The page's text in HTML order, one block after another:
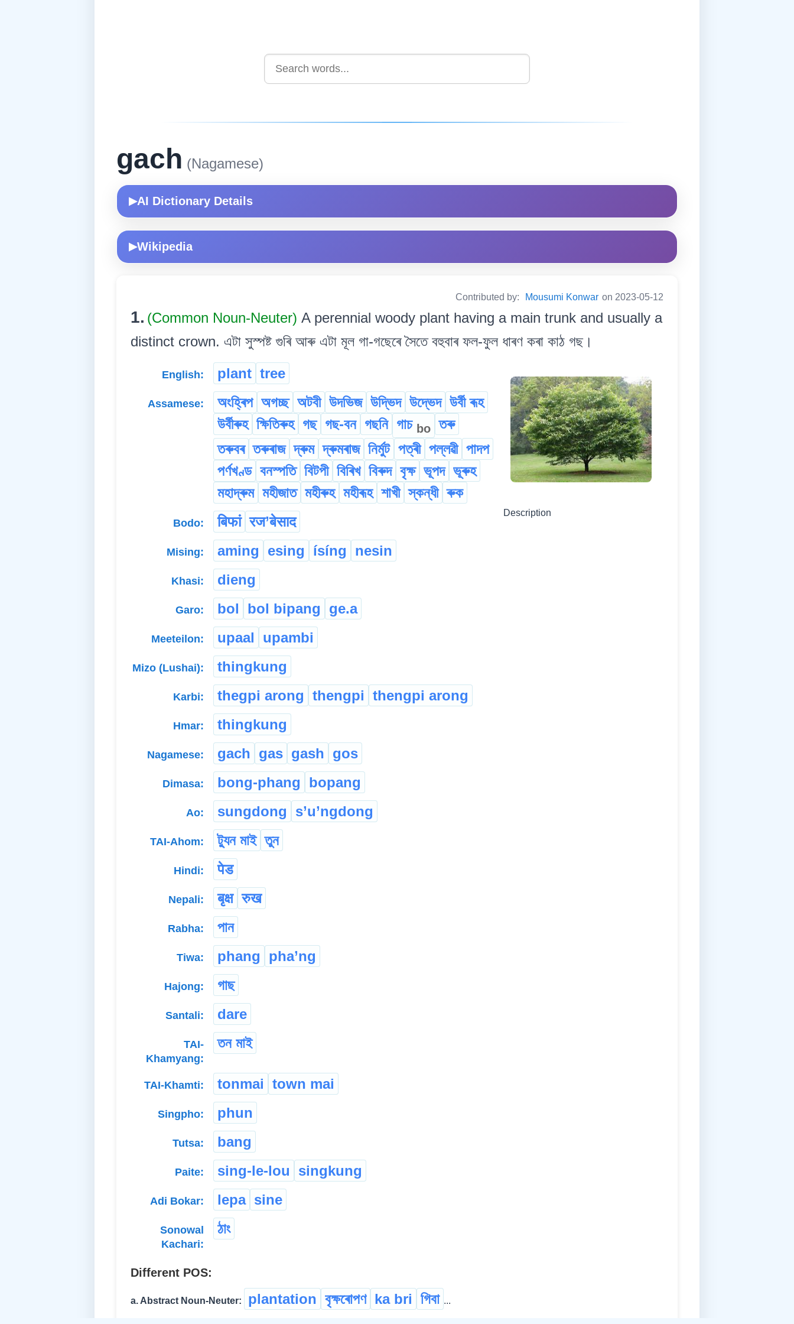
gach (Nagamese)
▶AI Dictionary Details
▶Wikipedia
Contributed by: Mousumi Konwar on 2023-05-12
1. (Common Noun-Neuter) A perennial woody plant having a main trunk and usually a
distinct crown. এটা সুস্পষ্ট গুৰি আৰু এটা মূল গা-গছেৰে সৈতে বহুবাৰ ফল-ফুল ধাৰণ কৰা কাঠ গছ।
Description
English: plant tree
Assamese: অংহ্ৰিপ অগচ্ছ অটবী উদভিজ উদ্ভিদ উদ্ভেদ উৰ্বী ৰূহ
উৰ্বীৰুহ ক্ষিতিৰুহ গছ গছ-বন গছনি গাচ bo
তৰু
তৰুবৰ তৰুৰাজ দ্ৰুম দ্ৰুমৰাজ নিৰ্মুট পত্ৰী পল্লৱী পাদপ
পৰ্ণখণ্ড বনস্পতি বিটপী বিৰিখ বিৰুদ বৃক্ষ ভূপদ ভূৰুহ
মহাদ্ৰুম মহীজাত মহীৰুহ মহীৰূহ শাখী স্কন্ধী ৰুক
Bodo: बिफां रज’बेसाद
Mising: aming esing ísíng nesin
Khasi: dieng
Garo: bol bol bipang ge.a
Meeteilon: upaal upambi
Mizo (Lushai): thingkung
Karbi: thegpi arong thengpi thengpi arong
Hmar: thingkung
Nagamese: gach gas gash gos
Dimasa: bong-phang bopang
Ao: sungdong s’u’ngdong
TAI-Ahom: ট্যুন মাই তুন
Hindi: पेड
Nepali: बृक्ष रुख
Rabha: পান
Tiwa: phang pha’ng
Hajong: গাছ
Santali: dare
TAI-
Khamyang:
তন মাই
TAI-Khamti: tonmai town mai
Singpho: phun
Tutsa: bang
Paite: sing-le-lou singkung
Adi Bokar: lepa sine
Sonowal
Kachari:
ঠাং
Different POS:
a. Abstract Noun-Neuter: plantation বৃক্ষৰোপণ ka bri গিবা ...